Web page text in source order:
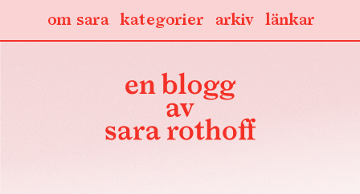
länkar
arkiv
kategorier
om sara